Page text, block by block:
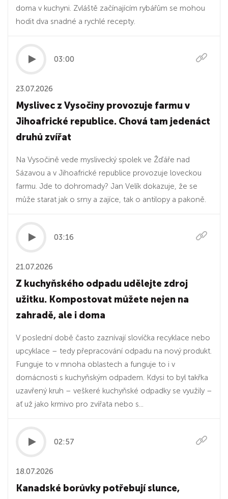
doma v kuchyni. Zvláště začínajícím rybářům se mohou
hodit dva snadné a rychlé recepty.
03:00
23.07.2026
Myslivec z Vysočiny provozuje farmu v
Jihoafrické republice. Chová tam jedenáct
druhů zvířat
Na Vysočině vede myslivecký spolek ve Žďáře nad
Sázavou a v Jihoafrické republice provozuje loveckou
farmu. Jde to dohromady? Jan Velík dokazuje, že se
může starat jak o srny a zajíce, tak o antilopy a pakoně.
03:16
21.07.2026
Z kuchyňského odpadu udělejte zdroj
užitku. Kompostovat můžete nejen na
zahradě, ale i doma
V poslední době často zaznívají slovíčka recyklace nebo
upcyklace – tedy přepracování odpadu na nový produkt.
Funguje to v mnoha oblastech a funguje to i v
domácnosti s kuchyňským odpadem. Kdysi to byl takřka
uzavřený kruh – veškeré kuchyňské odpadky se využily –
ať už jako krmivo pro zvířata nebo s...
02:57
18.07.2026
Kanadské borůvky potřebují slunce,